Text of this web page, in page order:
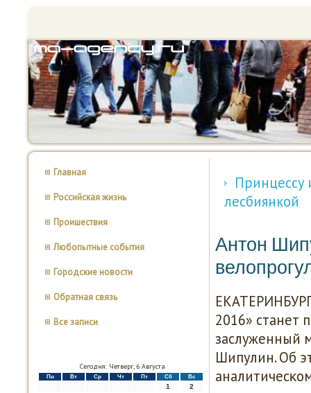
Главная
Российская жизнь
Проишествия
Любопытные события
Городские новости
Обратная связь
Все записи
Сегодня: Четверг, 6 Августа
Пн Вт Ср Чт Пт Сб Вс
1
2
Принцессу
лесбиянкой
Антон
2016» станет
заслуженный
Шипулин. Об